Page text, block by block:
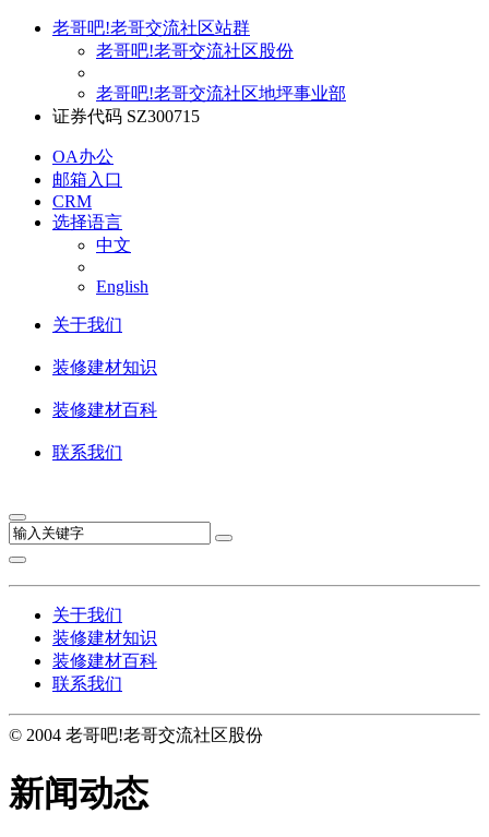
老哥吧!老哥交流社区站群
老哥吧!老哥交流社区股份
老哥吧!老哥交流社区地坪事业部
证券代码 SZ300715
OA办公
邮箱入口
CRM
选择语言
中文
English
关于我们
装修建材知识
装修建材百科
联系我们
关于我们
装修建材知识
装修建材百科
联系我们
© 2004 老哥吧!老哥交流社区股份
新闻动态